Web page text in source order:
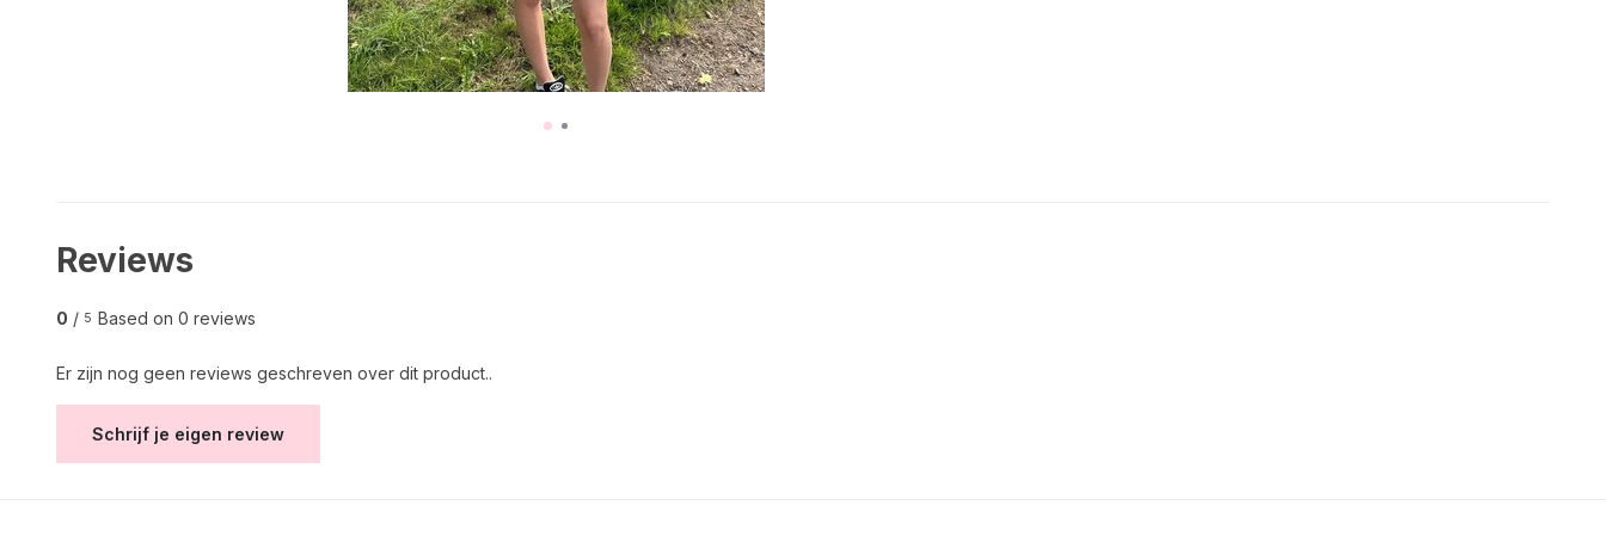
Reviews
0 / 5 Based on 0 reviews
Er zijn nog geen reviews geschreven over dit product..
Schrijf je eigen review